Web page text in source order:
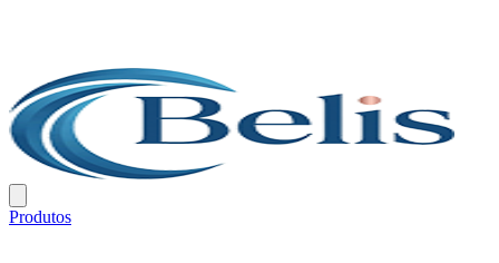
Produtos